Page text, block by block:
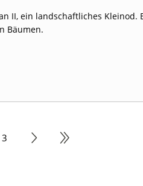
II, ein landschaftliches Kleinod.
Bäumen.
3